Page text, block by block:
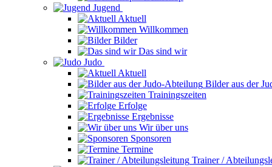
Jugend
Aktuell
Willkommen
Bilder
Das sind wir
Judo
Aktuell
Bilder aus der
Trainingszeiten
Erfolge
Ergebnisse
Wir über uns
Sponsoren
Termine
Trainer /